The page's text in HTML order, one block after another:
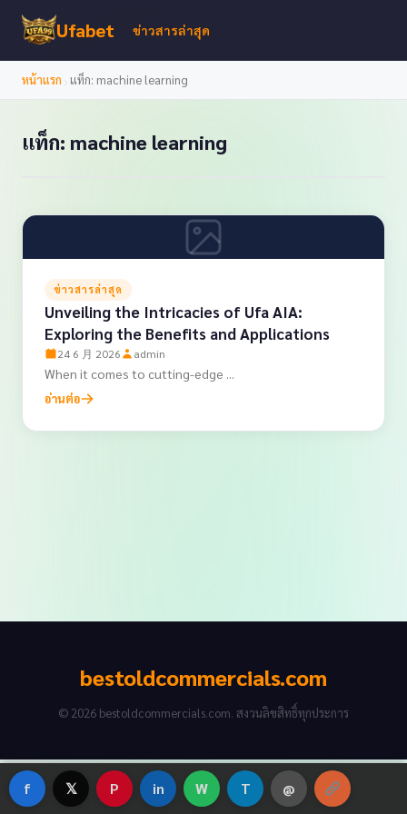
Ufabet ข่าวสารล่าสุด
หน้าแรก แท็ก: machine learning
แท็ก: machine learning
ข่าวสารล่าสุด
Unveiling the Intricacies of Ufa AIA:
Exploring the Benefits and Applications
24 6 月 2026 admin
When it comes to cutting-edge ...
อ่านต่อ
bestoldcommercials.com
© 2026 bestoldcommercials.com. สงวนลิขสิทธิ์ทุกประการ
f 𝕏 P in W T @